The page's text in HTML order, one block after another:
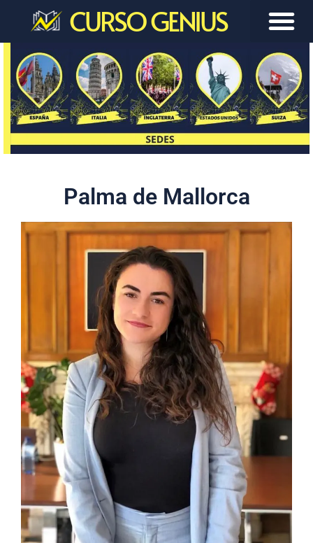
CURSO GENIUS
Palma de Mallorca